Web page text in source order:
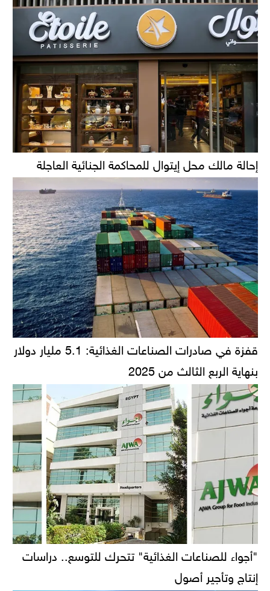
إحالة مالك محل إيتوال للمحاكمة الجنائية العاجلة
قفزة في صادرات الصناعات الغذائية: 5.1 مليار دولار
بنهاية الربع الثالث من 2025
"أجواء للصناعات الغذائية" تتحرك للتوسع.. دراسات
إنتاج وتأجير أصول